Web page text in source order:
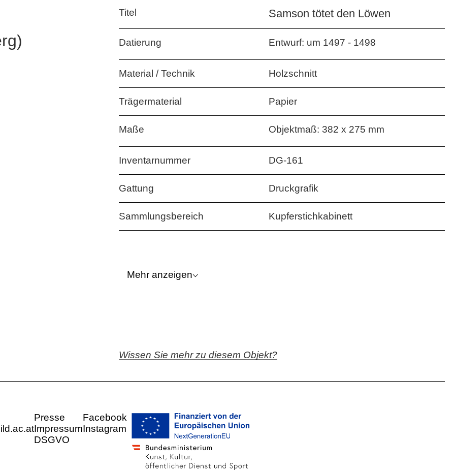
Titel Samson tötet den Löwen
Datierung Entwurf: um 1497 - 1498
Material / Technik Holzschnitt
Trägermaterial Papier
Maße Objektmaß: 382 x 275 mm
Inventarnummer DG-161
Gattung Druckgrafik
Sammlungsbereich Kupferstichkabinett
Mehr anzeigen⌵
Nummerierung: "83" (verso, unten links)
Stempel
Sammlungsstempel Akademie Wien
Wasserzeichen
Werkverzeichnis
Wissen Sie mehr zu diesem Objekt?
Presse
Impressum
DSGVO
Facebook
Instagram